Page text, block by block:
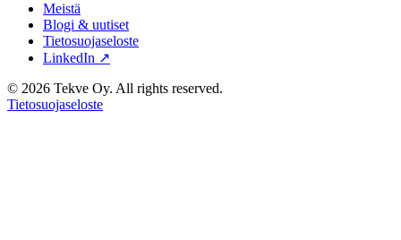
Meistä
Blogi & uutiset
Tietosuojaseloste
LinkedIn ↗
© 2026 Tekve Oy. All rights reserved.
Tietosuojaseloste